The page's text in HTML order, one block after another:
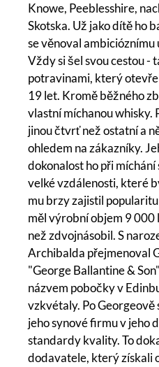
Knowe, Peeblesshire,
Skotska. Už jako dítě ho
se věnoval ambicióznímu
Vždy si šel svou cestou -
potravinami, který
19 let. Kromě běžného
vlastní míchanou whisky.
jinou čtvrť než ostatní a
ohledem na zákazníky.
dokonalost ho při
velké vzdálenosti, které
mu brzy zajistil
měl výrobní objem 9
než zdvojnásobil. S
Archibalda přejmenoval
"George Ballantine &
názvem pobočky v
vzkvétaly. Po
jeho synové firmu v jeho
standardy kvality. To
dodavatele, který získali